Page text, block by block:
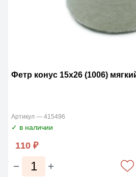
Фетр конус 15х26 (1006)
Артикул — 415496
✓ в наличии
110 ₽